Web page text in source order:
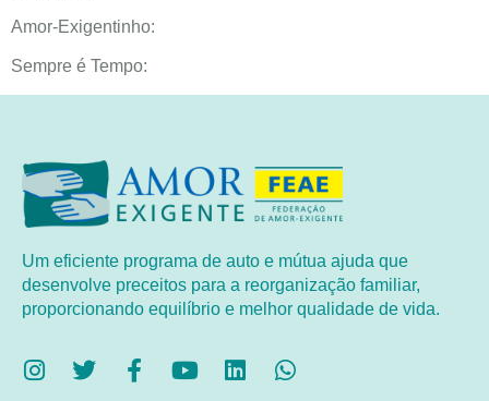
Amor-Exigentinho:
Sempre é Tempo:
Um eficiente programa de auto e mútua ajuda que
desenvolve preceitos para a reorganização familiar,
proporcionando equilíbrio e melhor qualidade de vida.